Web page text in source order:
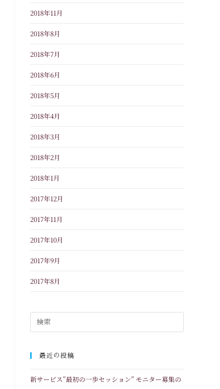
2018年11月
2018年8月
2018年7月
2018年6月
2018年5月
2018年4月
2018年3月
2018年2月
2018年1月
2017年12月
2017年11月
2017年10月
2017年9月
2017年8月
最近の投稿
新サービス”最初の一歩セッション” モニター募集の